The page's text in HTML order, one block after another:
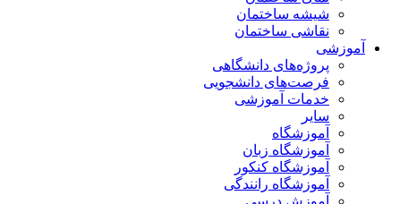
شیشه ساختمان
نقاشی ساختمان
آموزشی
پروژه‌های دانشگاهی
فرصت‌های دانشجویی
خدمات آموزشی
سایر
آموزشگاه
آموزشگاه زبان
آموزشگاه کنکور
آموزشگاه رانندگی